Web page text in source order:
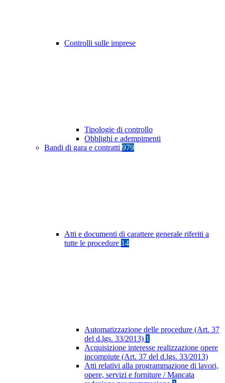
Controlli sulle imprese
Tipologie di controllo
Obblighi e adempimenti
Bandi di gara e contratti 979
Atti e documenti di carattere generale riferiti a
tutte le procedure 14
Automatizzazione delle procedure (Art. 37
del d.lgs. 33/2013) 1
Acquisizione interesse realizzazione opere
incompiute (Art. 37 del d.lgs. 33/2013)
Atti relativi alla programmazione di lavori,
opere, servizi e forniture / Mancata